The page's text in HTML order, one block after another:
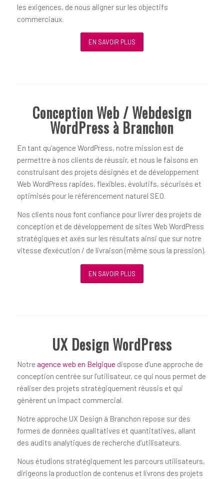
les exigences, de nous aligner sur les objectifs
commerciaux.
EN SAVOIR PLUS
Conception Web / Webdesign
WordPress à Branchon
En tant qu’agence WordPress, notre mission est de
permettre à nos clients de réussir, et nous le faisons en
construisant des projets désignés et de développement
Web WordPress rapides, flexibles, évolutifs, sécurisés et
optimisés pour le référencement naturel SEO.
Nos clients nous font confiance pour livrer des projets de
conception et de développement de sites Web WordPress
stratégiques et axés sur les résultats ainsi que sur notre
vitesse d’exécution / de livraison (même sous la pression).
EN SAVOIR PLUS
UX Design WordPress
Notre agence web en Belgique dispose d’une approche de
conception centrée sur l’utilisateur, ce qui nous permet de
réaliser des projets stratégiquement réussis et qui
génèrent un impact commercial.
Notre approche UX Design à Branchon repose sur des
formes de données qualitatives et quantitatives, allant
des audits analytiques de recherche d’utilisateurs.
Nous étudions stratégiquement les parcours utilisateurs,
dirigeons la production de contenus et livrons des projets